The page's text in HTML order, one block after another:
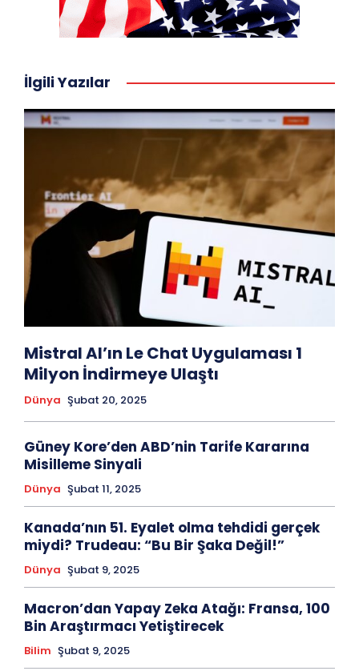
İlgili Yazılar
Mistral AI’ın Le Chat Uygulaması 1
Milyon İndirmeye Ulaştı
Dünya Şubat 20, 2025
Güney Kore’den ABD’nin Tarife Kararına
Misilleme Sinyali
Dünya Şubat 11, 2025
Kanada’nın 51. Eyalet olma tehdidi gerçek
miydi? Trudeau: “Bu Bir Şaka Değil!”
Dünya Şubat 9, 2025
Macron’dan Yapay Zeka Atağı: Fransa, 100
Bin Araştırmacı Yetiştirecek
Bilim Şubat 9, 2025